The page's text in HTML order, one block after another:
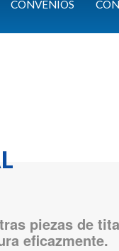
CONVENIOS
piezas de
eficazmente.